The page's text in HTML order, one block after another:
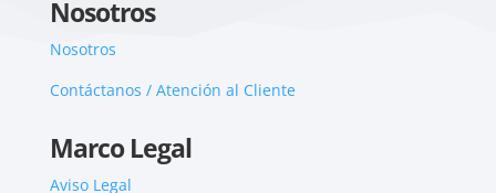
Nosotros
Nosotros
Contáctanos / Atención al Cliente
Marco Legal
Aviso Legal